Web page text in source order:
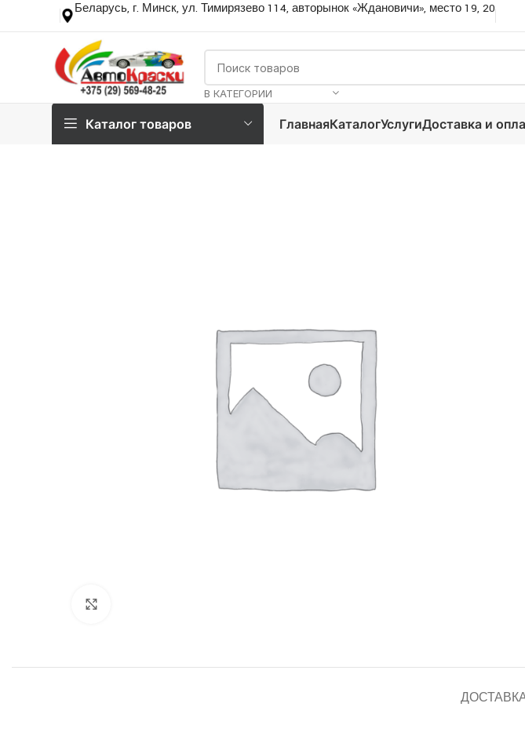
Беларусь, г. Минск, ул. Тимирязево 114, авторынок «Ждановичи», место 19, 20
В КАТЕГОРИИ
Каталог товаров ГлавнаяКаталогУслугиДоставка и